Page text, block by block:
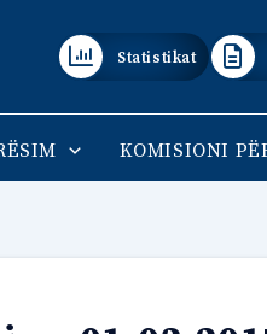
Statistikat
KOMISIONI